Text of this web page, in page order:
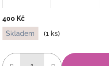
400 Kč
Měrná
cena:
Skladem (1 ks)